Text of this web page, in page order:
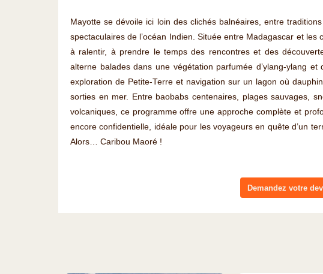
Mayotte se dévoile ici loin des clichés balnéaires, entre
spectaculaires de l’océan Indien. Située entre Madagascar et
à ralentir, à prendre le temps des rencontres et des
alterne balades dans une végétation parfumée d’ylang-ylang et
exploration de Petite-Terre et navigation sur un lagon où
sorties en mer. Entre baobabs centenaires, plages sauvages,
volcaniques, ce programme offre une approche complète et
encore confidentielle, idéale pour les voyageurs en quête d’un
Alors… Caribou Maoré !
Demandez votre